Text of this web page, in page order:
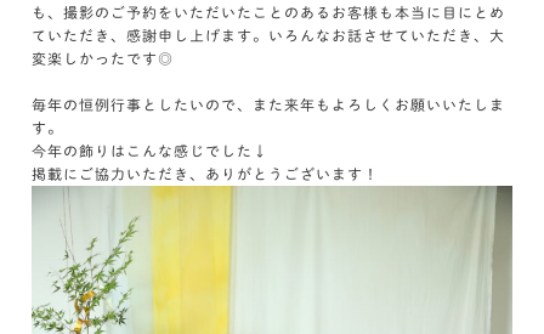
も、撮影のご予約をいただいたことのあるお客様も本当に目にとめ
ていただき、感謝申し上げます。いろんなお話させていただき、大
変楽しかったです◎
毎年の恒例行事としたいので、また来年もよろしくお願いいたしま
す。
今年の飾りはこんな感じでした↓
掲載にご協力いただき、ありがとうございます！